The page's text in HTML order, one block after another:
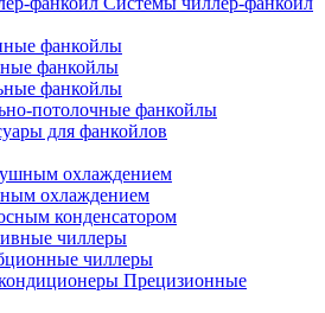
фанкойлы
фанкойлы
фанкойлы
потолочные фанкойлы
для фанкойлов
охлаждением
охлаждением
конденсатором
чиллеры
чиллеры
Прецизионные